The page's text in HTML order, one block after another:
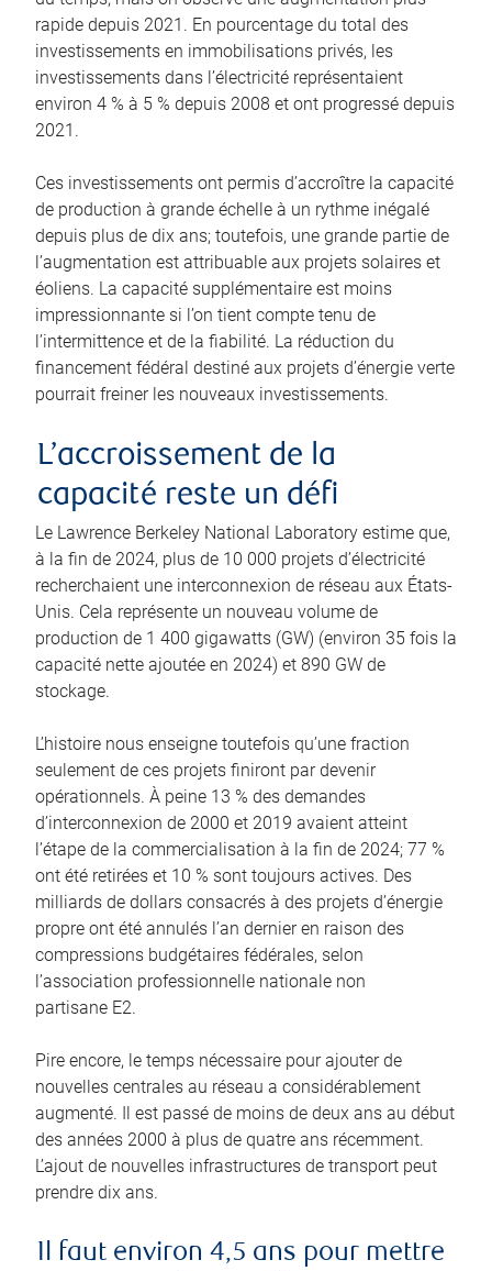
rapide depuis 2021. En pourcentage du total des
investissements en immobilisations privés, les
investissements dans l’électricité représentaient
environ 4 % à 5 % depuis 2008 et ont progressé depuis
2021.
Ces investissements ont permis d’accroître la capacité
de production à grande échelle à un rythme inégalé
depuis plus de dix ans; toutefois, une grande partie de
l’augmentation est attribuable aux projets solaires et
éoliens. La capacité supplémentaire est moins
impressionnante si l’on tient compte tenu de
l’intermittence et de la fiabilité. La réduction du
financement fédéral destiné aux projets d’énergie verte
pourrait freiner les nouveaux investissements.
L’accroissement de la
capacité reste un défi
Le Lawrence Berkeley National Laboratory estime que,
à la fin de 2024, plus de 10 000 projets d’électricité
recherchaient une interconnexion de réseau aux États-
Unis. Cela représente un nouveau volume de
production de 1 400 gigawatts (GW) (environ 35 fois la
capacité nette ajoutée en 2024) et 890 GW de
stockage.
L’histoire nous enseigne toutefois qu’une fraction
seulement de ces projets finiront par devenir
opérationnels. À peine 13 % des demandes
d’interconnexion de 2000 et 2019 avaient atteint
l’étape de la commercialisation à la fin de 2024; 77 %
ont été retirées et 10 % sont toujours actives. Des
milliards de dollars consacrés à des projets d’énergie
propre ont été annulés l’an dernier en raison des
compressions budgétaires fédérales, selon
l’association professionnelle nationale non
partisane E2.
Pire encore, le temps nécessaire pour ajouter de
nouvelles centrales au réseau a considérablement
augmenté. Il est passé de moins de deux ans au début
des années 2000 à plus de quatre ans récemment.
L’ajout de nouvelles infrastructures de transport peut
prendre dix ans.
Il faut environ 4,5 ans pour mettre